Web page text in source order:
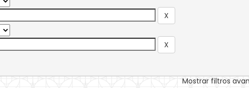
Mostrar filtros